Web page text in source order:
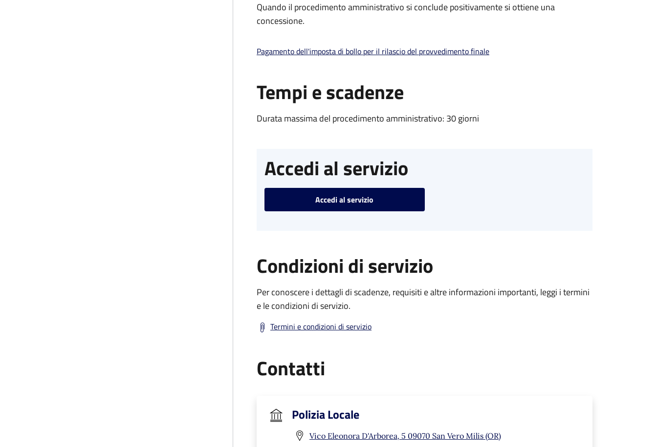
Quando il procedimento amministrativo si conclude positivamente si ottiene una
concessione.
Pagamento dell'imposta di bollo per il rilascio del provvedimento finale
Tempi e scadenze
Durata massima del procedimento amministrativo: 30 giorni
Accedi al servizio
Accedi al servizio
Condizioni di servizio
Per conoscere i dettagli di scadenze, requisiti e altre informazioni importanti, leggi i termini
e le condizioni di servizio.
Termini e condizioni di servizio
Contatti
Polizia Locale
Vico Eleonora D'Arborea, 5 09070 San Vero Milis (OR)